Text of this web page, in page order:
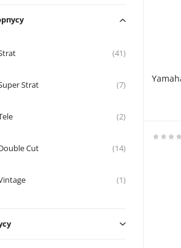
(41)
Strat (7)
(2)
Cut (14)
(1)